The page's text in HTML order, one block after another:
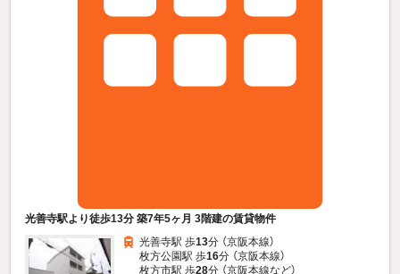
光善寺駅より徒歩13分 築7年5ヶ月 3階建の賃貸物件
光善寺駅 歩13分 （京阪本線）
枚方公園駅 歩16分 （京阪本線）
枚方市駅 歩28分 （京阪本線など）